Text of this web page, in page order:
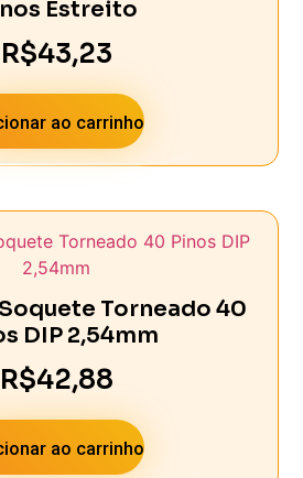
Estreito
R$43,23
ao carrinho
Torneado 40
DIP 2,54mm
R$42,88
ao carrinho